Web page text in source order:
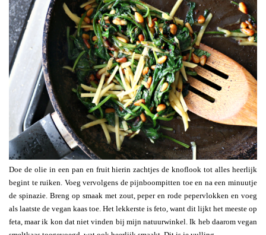
Doe de olie in een pan en fruit hierin zachtjes de knoflook tot alles heerlijk
begint te ruiken. Voeg vervolgens de pijnboompitten toe en na een minuutje
de spinazie. Breng op smaak met zout, peper en rode pepervlokken en voeg
als laatste de vegan kaas toe. Het lekkerste is feto, want dit lijkt het meeste op
feta, maar ik kon dat niet vinden bij mijn natuurwinkel. Ik heb daarom vegan